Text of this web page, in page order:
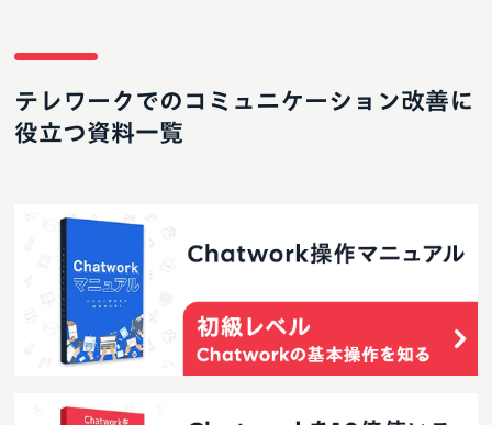
テレワークでのコミュニケーション改善に
役立つ資料一覧